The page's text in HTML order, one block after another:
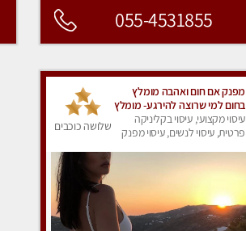
055-4531855
מפנק אם חום ואהבה מומלץ
בחום למי שרוצה להירגע- מומלץ
לחלוטין! פרטי!
עיסוי מקצועי, עיסוי בקליניקה
פרטית, עיסוי לנשים, עיסוי מפנק
שלושה כוכבים